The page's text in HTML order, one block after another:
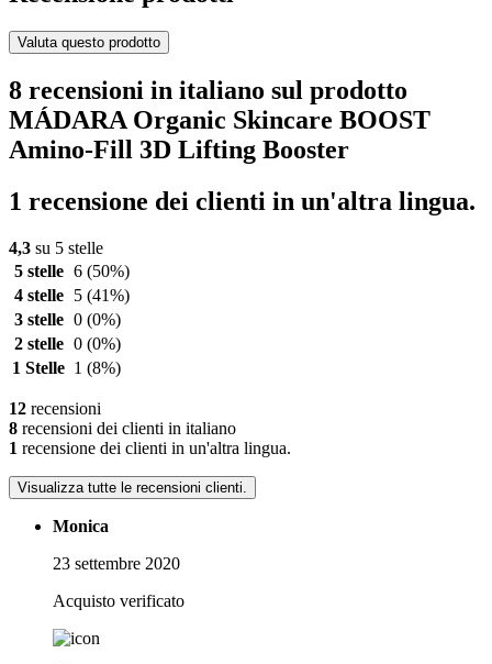
Valuta questo prodotto
8 recensioni in italiano sul prodotto
MÁDARA Organic Skincare BOOST
Amino-Fill 3D Lifting Booster
1 recensione dei clienti in un'altra lingua.
4,3 su 5 stelle
5 stelle 6 (50%)
4 stelle
5 (41%)
3 stelle 0 (0%)
2 stelle 0 (0%)
1 Stelle 1 (8%)
12 recensioni
8 recensioni dei clienti in italiano
1 recensione dei clienti in un'altra lingua.
Visualizza tutte le recensioni clienti.
Monica
23 settembre 2020
Acquisto verificato